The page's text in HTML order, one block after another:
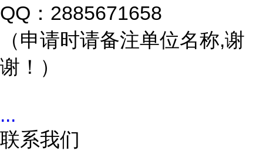
QQ：2885671658
（申请时请备注单位名称,谢
谢！）
...
联系我们